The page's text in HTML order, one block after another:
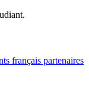
français partenaires